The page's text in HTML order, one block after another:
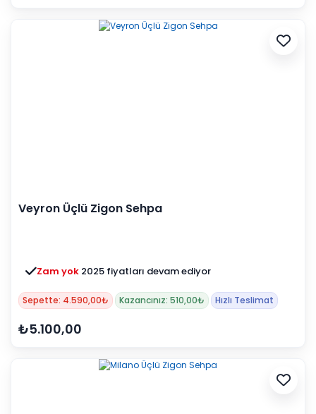
Veyron Üçlü Zigon Sehpa
Zam yok 2025 fiyatları devam ediyor
Sepette: 4.590,00₺ Kazancınız: 510,00₺ Hızlı Teslimat
₺5.100,00